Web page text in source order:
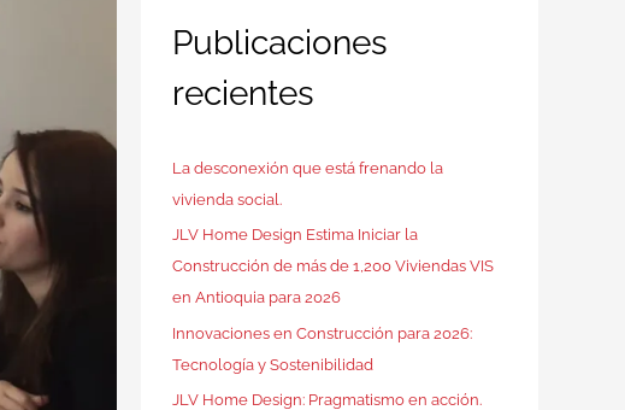
Publicaciones
recientes
La desconexión que está frenando la
vivienda social.
JLV Home Design Estima Iniciar la
Construcción de más de 1,200 Viviendas VIS
en Antioquia para 2026
Innovaciones en Construcción para 2026:
Tecnología y Sostenibilidad
JLV Home Design: Pragmatismo en acción.